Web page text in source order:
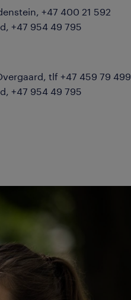
+47 400 21 592
+47 954 49 795
tlf +47 459 79 499
+47 954 49 795